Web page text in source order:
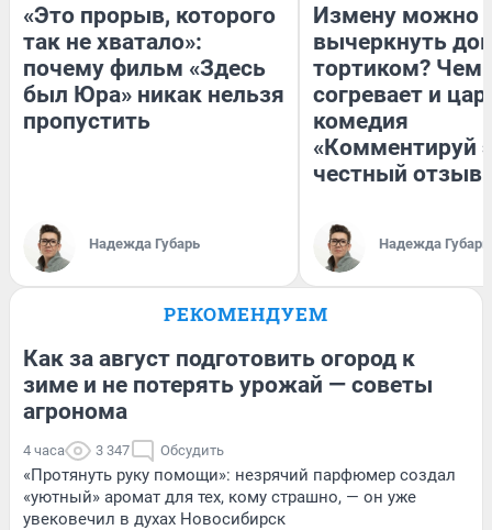
«Это прорыв, которого
так не хватало»:
почему фильм «Здесь
был Юра» никак нельзя
пропустить
Надежда Губарь
Измену можно
вычеркнуть
тортиком? Чем
согревает и
комедия
«Комментируй
честный отзыв
Надежда Губарь
РЕКОМЕНДУЕМ
Как за август подготовить огород к
зиме и не потерять урожай — советы
агронома
4 часа 3 347 Обсудить
«Протянуть руку помощи»: незрячий парфюмер создал
«уютный» аромат для тех, кому страшно, — он уже
увековечил в духах Новосибирск